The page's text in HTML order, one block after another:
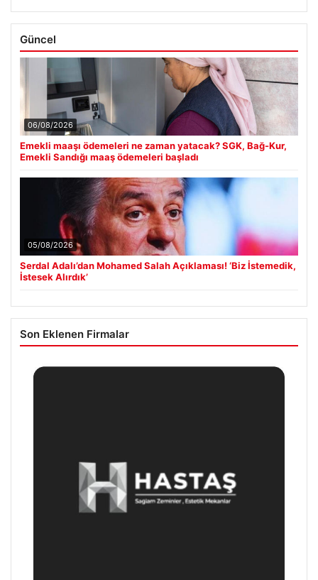
Güncel
06/08/2026
Emekli maaşı ödemeleri ne zaman yatacak? SGK, Bağ-Kur,
Emekli Sandığı maaş ödemeleri başladı
05/08/2026
Serdal Adalı’dan Mohamed Salah Açıklaması! ‘Biz İstemedik,
İstesek Alırdık’
Son Eklenen Firmalar